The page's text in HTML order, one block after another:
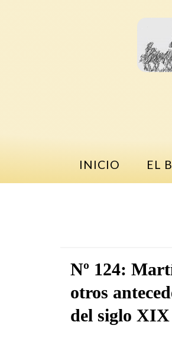
INICIO EL
Nº 124:
otros
del siglo XIX